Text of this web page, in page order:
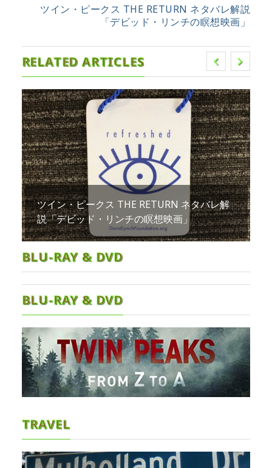
ツイン・ピークス THE RETURN ネタバレ解説
「デビッド・リンチの瞑想映画」
RELATED ARTICLES
ツイン・ピークス THE RETURN ネタバレ解
説「デビッド・リンチの瞑想映画」
BLU-RAY & DVD
BLU-RAY & DVD
TRAVEL